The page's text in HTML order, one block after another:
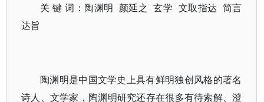
关 键 词：陶渊明 颜延之 玄学 文取指达 简言
达旨
陶渊明是中国文学史上具有鲜明独创风格的著名
诗人、文学家，陶渊明研究还存在很多有待索解、澄